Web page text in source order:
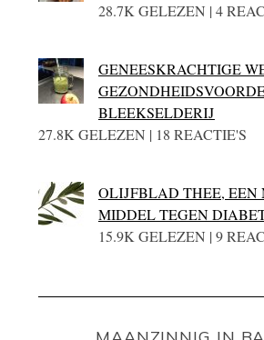
28.7K GELEZEN | 4
GENEESKRACHTIGE
BLEEKSELDERIJ
27.8K GELEZEN | 18 REACTIE'S
OLIJFBLAD THEE,
MIDDEL TEGEN
15.9K GELEZEN | 9